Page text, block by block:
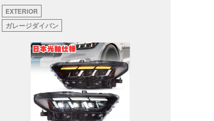
EXTERIOR
ガレージダイバン